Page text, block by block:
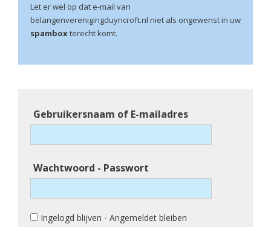
Let er wel op dat e-mail van
belangenverenigingduyncroft.nl niet als ongewenst in uw
spamboxterecht komt.
Gebruikersnaam of E-mailadres
Wachtwoord - Passwort
Ingelogd blijven - Angemeldet bleiben